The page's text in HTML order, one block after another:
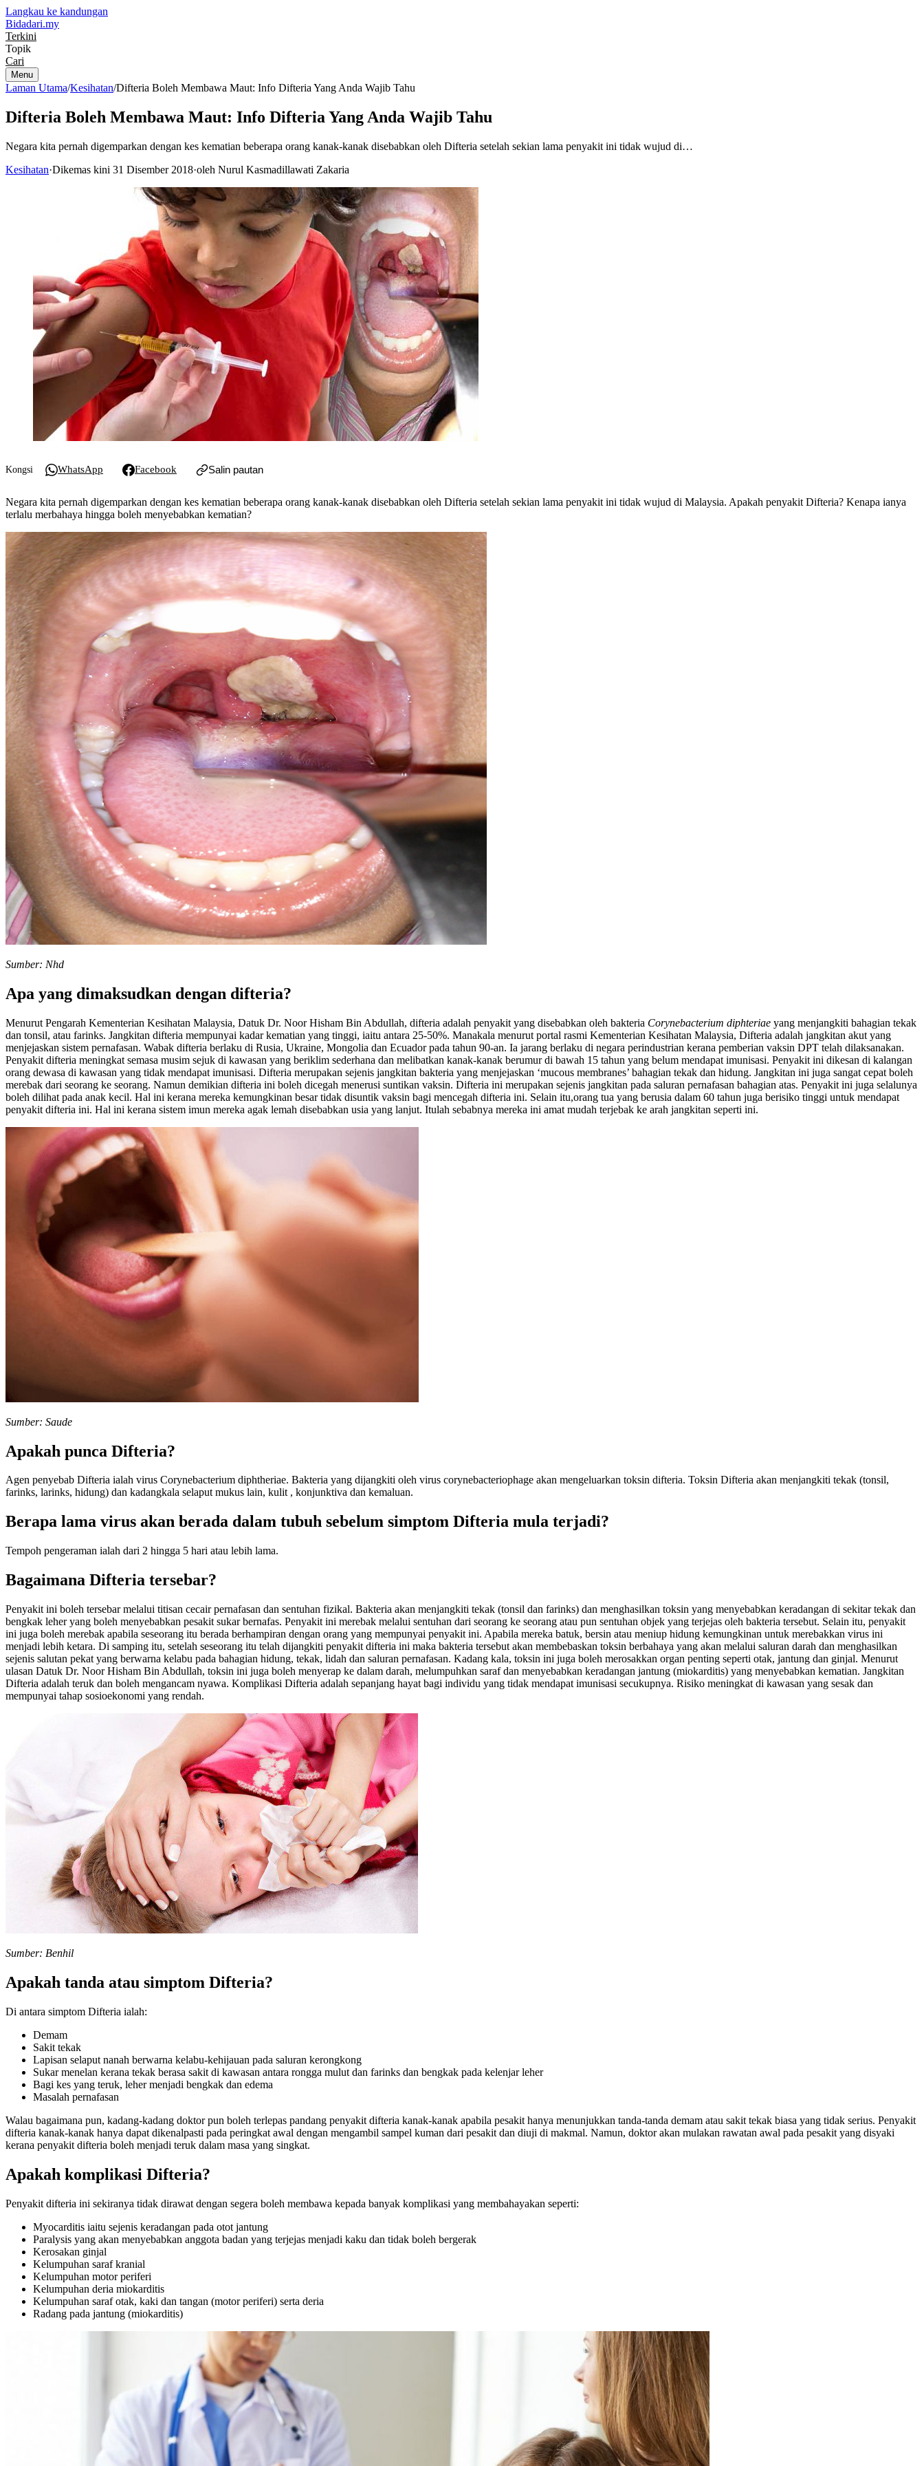
Langkau ke kandungan
Bidadari.my
Terkini
Topik
Cari
Menu
Laman Utama/Kesihatan/Difteria Boleh Membawa Maut: Info Difteria Yang Anda Wajib Tahu
Difteria Boleh Membawa Maut: Info Difteria Yang Anda Wajib Tahu
Negara kita pernah digemparkan dengan kes kematian beberapa orang kanak-kanak disebabkan oleh Difteria setelah sekian lama penyakit ini tidak wujud di…
Kesihatan·Dikemas kini 31 Disember 2018·oleh Nurul Kasmadillawati Zakaria
Kongsi WhatsApp Facebook Salin pautan
Negara kita pernah digemparkan dengan kes kematian beberapa orang kanak-kanak disebabkan oleh Difteria setelah sekian lama penyakit ini tidak wujud di Malaysia. Apakah penyakit Difteria? Kenapa ianya
terlalu merbahaya hingga boleh menyebabkan kematian?
Sumber: Nhd
Apa yang dimaksudkan dengan difteria?
Menurut Pengarah Kementerian Kesihatan Malaysia, Datuk Dr. Noor Hisham Bin Abdullah, difteria adalah penyakit yang disebabkan oleh bakteria Corynebacterium diphteriae yang menjangkiti bahagian tekak
dan tonsil, atau farinks. Jangkitan difteria mempunyai kadar kematian yang tinggi, iaitu antara 25-50%. Manakala menurut portal rasmi Kementerian Kesihatan Malaysia, Difteria adalah jangkitan akut yang
menjejaskan sistem pernafasan. Wabak difteria berlaku di Rusia, Ukraine, Mongolia dan Ecuador pada tahun 90-an. Ia jarang berlaku di negara perindustrian kerana pemberian vaksin DPT telah dilaksanakan.
Penyakit difteria meningkat semasa musim sejuk di kawasan yang beriklim sederhana dan melibatkan kanak-kanak berumur di bawah 15 tahun yang belum mendapat imunisasi. Penyakit ini dikesan di kalangan
orang dewasa di kawasan yang tidak mendapat imunisasi. Difteria merupakan sejenis jangkitan bakteria yang menjejaskan ‘mucous membranes’ bahagian tekak dan hidung. Jangkitan ini juga sangat cepat boleh
merebak dari seorang ke seorang. Namun demikian difteria ini boleh dicegah menerusi suntikan vaksin. Difteria ini merupakan sejenis jangkitan pada saluran pernafasan bahagian atas. Penyakit ini juga selalunya
boleh dilihat pada anak kecil. Hal ini kerana mereka kemungkinan besar tidak disuntik vaksin bagi mencegah difteria ini. Selain itu,orang tua yang berusia dalam 60 tahun juga berisiko tinggi untuk mendapat
penyakit difteria ini. Hal ini kerana sistem imun mereka agak lemah disebabkan usia yang lanjut. Itulah sebabnya mereka ini amat mudah terjebak ke arah jangkitan seperti ini.
Sumber: Saude
Apakah punca Difteria?
Agen penyebab Difteria ialah virus Corynebacterium diphtheriae. Bakteria yang dijangkiti oleh virus corynebacteriophage akan mengeluarkan toksin difteria. Toksin Difteria akan menjangkiti tekak (tonsil,
farinks, larinks, hidung) dan kadangkala selaput mukus lain, kulit , konjunktiva dan kemaluan.
Berapa lama virus akan berada dalam tubuh sebelum simptom Difteria mula terjadi?
Tempoh pengeraman ialah dari 2 hingga 5 hari atau lebih lama.
Bagaimana Difteria tersebar?
Penyakit ini boleh tersebar melalui titisan cecair pernafasan dan sentuhan fizikal. Bakteria akan menjangkiti tekak (tonsil dan farinks) dan menghasilkan toksin yang menyebabkan keradangan di sekitar tekak dan
bengkak leher yang boleh menyebabkan pesakit sukar bernafas. Penyakit ini merebak melalui sentuhan dari seorang ke seorang atau pun sentuhan objek yang terjejas oleh bakteria tersebut. Selain itu, penyakit
ini juga boleh merebak apabila seseorang itu berada berhampiran dengan orang yang mempunyai penyakit ini. Apabila mereka batuk, bersin atau meniup hidung kemungkinan untuk merebakkan virus ini
menjadi lebih ketara. Di samping itu, setelah seseorang itu telah dijangkiti penyakit difteria ini maka bakteria tersebut akan membebaskan toksin berbahaya yang akan melalui saluran darah dan menghasilkan
sejenis salutan pekat yang berwarna kelabu pada bahagian hidung, tekak, lidah dan saluran pernafasan. Kadang kala, toksin ini juga boleh merosakkan organ penting seperti otak, jantung dan ginjal. Menurut
ulasan Datuk Dr. Noor Hisham Bin Abdullah, toksin ini juga boleh menyerap ke dalam darah, melumpuhkan saraf dan menyebabkan keradangan jantung (miokarditis) yang menyebabkan kematian. Jangkitan
Difteria adalah teruk dan boleh mengancam nyawa. Komplikasi Difteria adalah sepanjang hayat bagi individu yang tidak mendapat imunisasi secukupnya. Risiko meningkat di kawasan yang sesak dan
mempunyai tahap sosioekonomi yang rendah.
Sumber: Benhil
Apakah tanda atau simptom Difteria?
Di antara simptom Difteria ialah:
Demam
Sakit tekak
Lapisan selaput nanah berwarna kelabu-kehijauan pada saluran kerongkong
Sukar menelan kerana tekak berasa sakit di kawasan antara rongga mulut dan farinks dan bengkak pada kelenjar leher
Bagi kes yang teruk, leher menjadi bengkak dan edema
Masalah pernafasan
Walau bagaimana pun, kadang-kadang doktor pun boleh terlepas pandang penyakit difteria kanak-kanak apabila pesakit hanya menunjukkan tanda-tanda demam atau sakit tekak biasa yang tidak serius. Penyakit
difteria kanak-kanak hanya dapat dikenalpasti pada peringkat awal dengan mengambil sampel kuman dari pesakit dan diuji di makmal. Namun, doktor akan mulakan rawatan awal pada pesakit yang disyaki
kerana penyakit difteria boleh menjadi teruk dalam masa yang singkat.
Apakah komplikasi Difteria?
Penyakit difteria ini sekiranya tidak dirawat dengan segera boleh membawa kepada banyak komplikasi yang membahayakan seperti:
Myocarditis iaitu sejenis keradangan pada otot jantung
Paralysis yang akan menyebabkan anggota badan yang terjejas menjadi kaku dan tidak boleh bergerak
Kerosakan ginjal
Kelumpuhan saraf kranial
Kelumpuhan motor periferi
Kelumpuhan deria miokarditis
Kelumpuhan saraf otak, kaki dan tangan (motor periferi) serta deria
Radang pada jantung (miokarditis)